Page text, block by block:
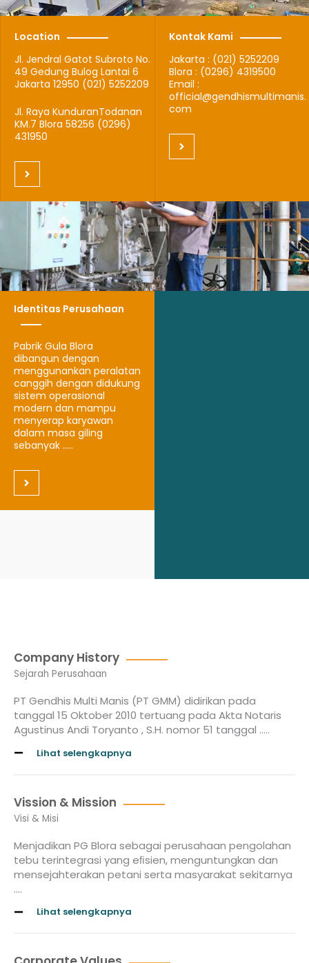
Kontak Kami
Jakarta : (021) 5252209
Blora : (0296) 4319500
Email :
official@gendhismultimanis.
com
Location
Jl. Jendral Gatot Subroto No.
49 Gedung Bulog Lantai 6
Jakarta 12950 (021) 5252209
Jl. Raya KunduranTodanan
KM.7 Blora 58256 (0296)
431950
Identitas Perusahaan
Pabrik Gula Blora
dibangun dengan
menggunankan peralatan
canggih dengan didukung
sistem operasional
modern dan mampu
menyerap karyawan
dalam masa giling
sebanyak .....
Company History
Sejarah Perusahaan
PT Gendhis Multi Manis (PT GMM) didirikan pada
tanggal 15 Oktober 2010 tertuang pada Akta Notaris
Agustinus Andi Toryanto , S.H. nomor 51 tanggal …..
Lihat selengkapnya
Vission & Mission
Visi & Misi
Menjadikan PG Blora sebagai perusahaan pengolahan
tebu terintegrasi yang eﬁsien, menguntungkan dan
mensejahterakan petani serta masyarakat sekitarnya
….
Lihat selengkapnya